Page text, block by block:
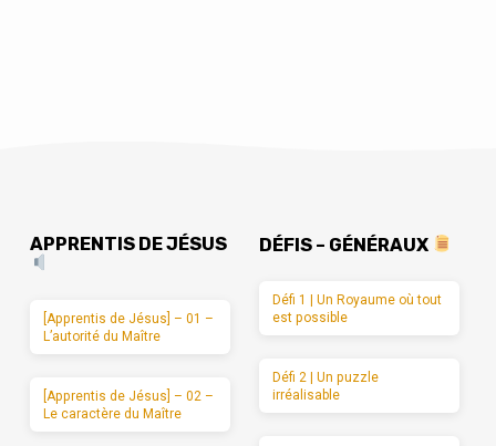
APPRENTIS DE JÉSUS
[Apprentis de Jésus] – 01 –
L’autorité du Maître
[Apprentis de Jésus] – 02 –
Le caractère du Maître
DÉFIS – GÉNÉRAUX
Défi 1 | Un Royaume où tout
est possible
Défi 2 | Un puzzle
irréalisable